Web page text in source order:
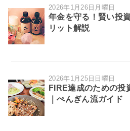
2026年1月26日月曜日
年金を守る！賢い投
リット解説
2026年1月25日日曜日
FIRE達成のための投
｜ぺんぎん流ガイド